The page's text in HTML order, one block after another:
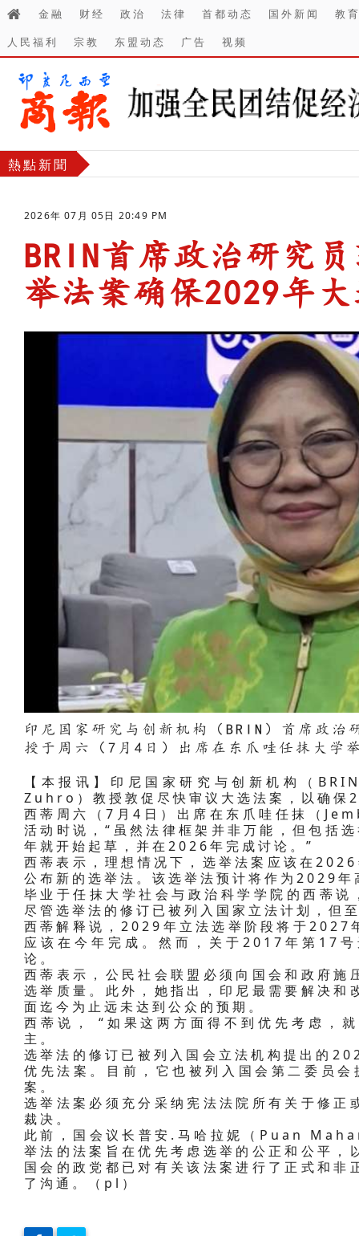
金融 财经 政治 法律 首都动态 国外新闻
教
人民福利
宗教 东盟动态 广告 视频
熱點新聞
2026年 07月 05日 20:49 PM
BRIN首席政治研究
举法案确保2029年
印尼国家研究与创新机构（BRIN）首席政
授于周六（7月4日）出席在东爪哇任抹大学
【本报讯】印尼国家研究与创新机构（
Zuhro）教授敦促尽快审议大选法案，以确保
西蒂周六（7月4日）出席在东爪哇任抹（
活动时说，“虽然法律框架并非万能，但包括
年就开始起草，并在2026年完成讨论。”
西蒂表示，理想情况下，选举法案应该在
公布新的选举法。该选举法预计将作为2029
毕业于任抹大学社会与政治科学学院的西蒂
尽管选举法的修订已被列入国家立法计划，但
西蒂解释说，2029年立法选举阶段将于2027
应该在今年完成。然而，关于2017年第17
论。
西蒂表示，公民社会联盟必须向国会和政府
选举质量。此外，她指出，印尼最需要解决
面迄今为止远未达到公众的预期。
西蒂说， “如果这两方面得不到优先考虑，
主。
选举法的修订已被列入国会立法机构提出的
优先法案。目前，它也被列入国会第二委员
案。
选举法案必须充分采纳宪法法院所有关于修
裁决。
此前，国会议长普安.马哈拉妮（Puan
举法的法案旨在优先考虑选举的公正和公平
国会的政党都已对有关该法案进行了正式和
了沟通。（pl）